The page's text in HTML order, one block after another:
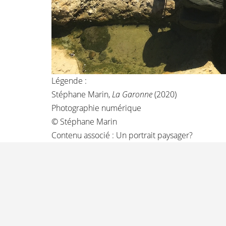
Légende :
Stéphane Marin,La Garonne(2020)
Photographie numérique
© Stéphane Marin
Contenu associé : Un portrait paysager?